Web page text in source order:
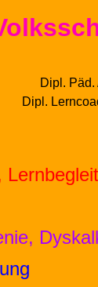
Dipl. Päd.
Dipl.
Lern